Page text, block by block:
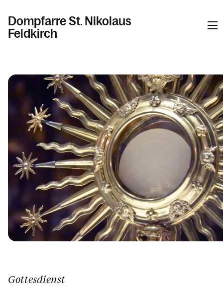
Dompfarre St. Nikolaus
Feldkirch
Kalender
Personen
Kontakt
Gottesdienst